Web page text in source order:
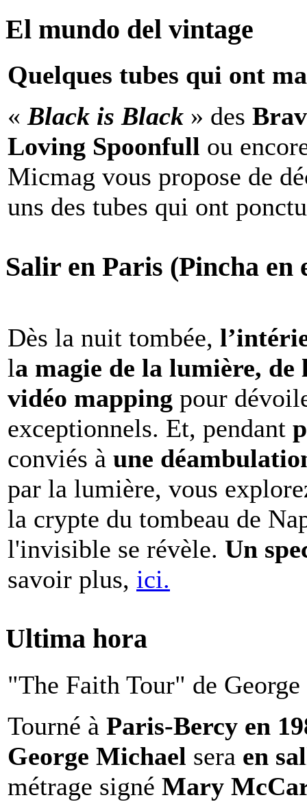
El mundo del vintage
Quelques tubes qui ont
« Black is Black » des
Loving Spoonfull ou
Micmag vous propose de
uns des tubes qui ont
Salir en Paris (Pincha en
Dès la nuit tombée,
la magie de la lumière,
vidéo mapping pour
exceptionnels. Et, pendant
conviés à une
par la lumière, vous
la crypte du tombeau de
l'invisible se révèle. Un
savoir plus, ici.
Ultima hora
"The Faith Tour" de
Tourné à Paris-Bercy en
George Michael sera en
métrage signé Mary